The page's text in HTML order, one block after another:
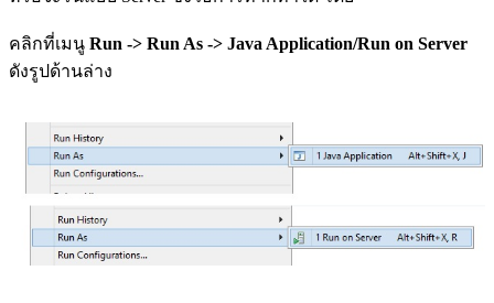
คลิกที่เมนู Run -> Run As -> Java Application/Run on Server
ดังรูปด้านล่าง